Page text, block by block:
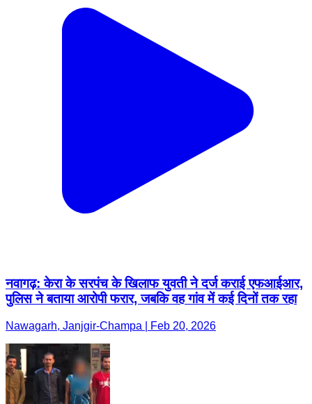
नवागढ़: केरा के सरपंच के खिलाफ युवती ने दर्ज कराई एफआईआर,
पुलिस ने बताया आरोपी फरार, जबकि वह गांव में कई दिनों तक रहा
Nawagarh, Janjgir-Champa | Feb 20, 2026